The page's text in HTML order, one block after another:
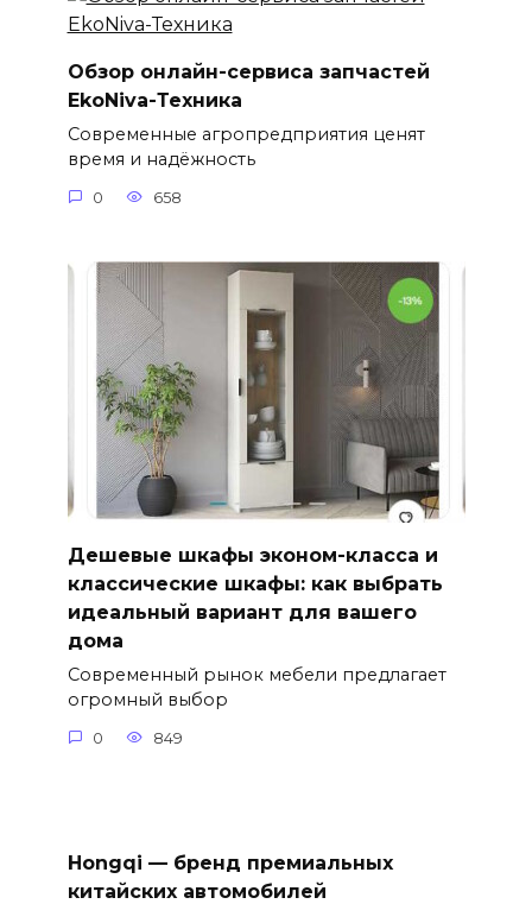
Обзор онлайн-сервиса запчастей
EkoNiva-Техника
Современные агропредприятия ценят
время и надёжность
0 658
Дешевые шкафы эконом-класса и
классические шкафы: как выбрать
идеальный вариант для вашего
дома
Современный рынок мебели предлагает
огромный выбор
0 849
Hongqi — бренд премиальных
китайских автомобилей